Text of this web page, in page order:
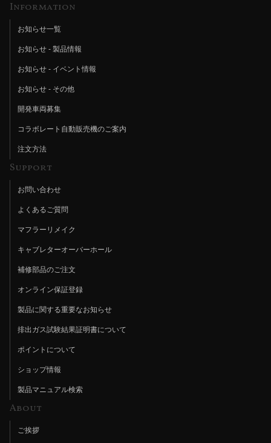
Information
お知らせ一覧
お知らせ - 製品情報
お知らせ - イベント情報
お知らせ - その他
開発車両募集
コラボレート自動販売機のご案内
注文方法
Support
お問い合わせ
よくあるご質問
マフラーリメイク
キャブレターオーバーホール
補修部品のご注文
オンライン保証登録
製品に関する重要なお知らせ
排出ガス試験結果証明書について
ポイントについて
ショップ情報
製品マニュアル検索
About
ご挨拶